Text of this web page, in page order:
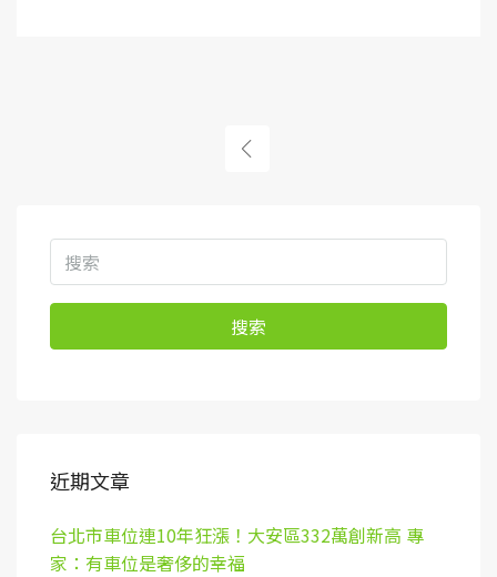
搜索
近期文章
台北市車位連10年狂漲！大安區332萬創新高 專
家：有車位是奢侈的幸福